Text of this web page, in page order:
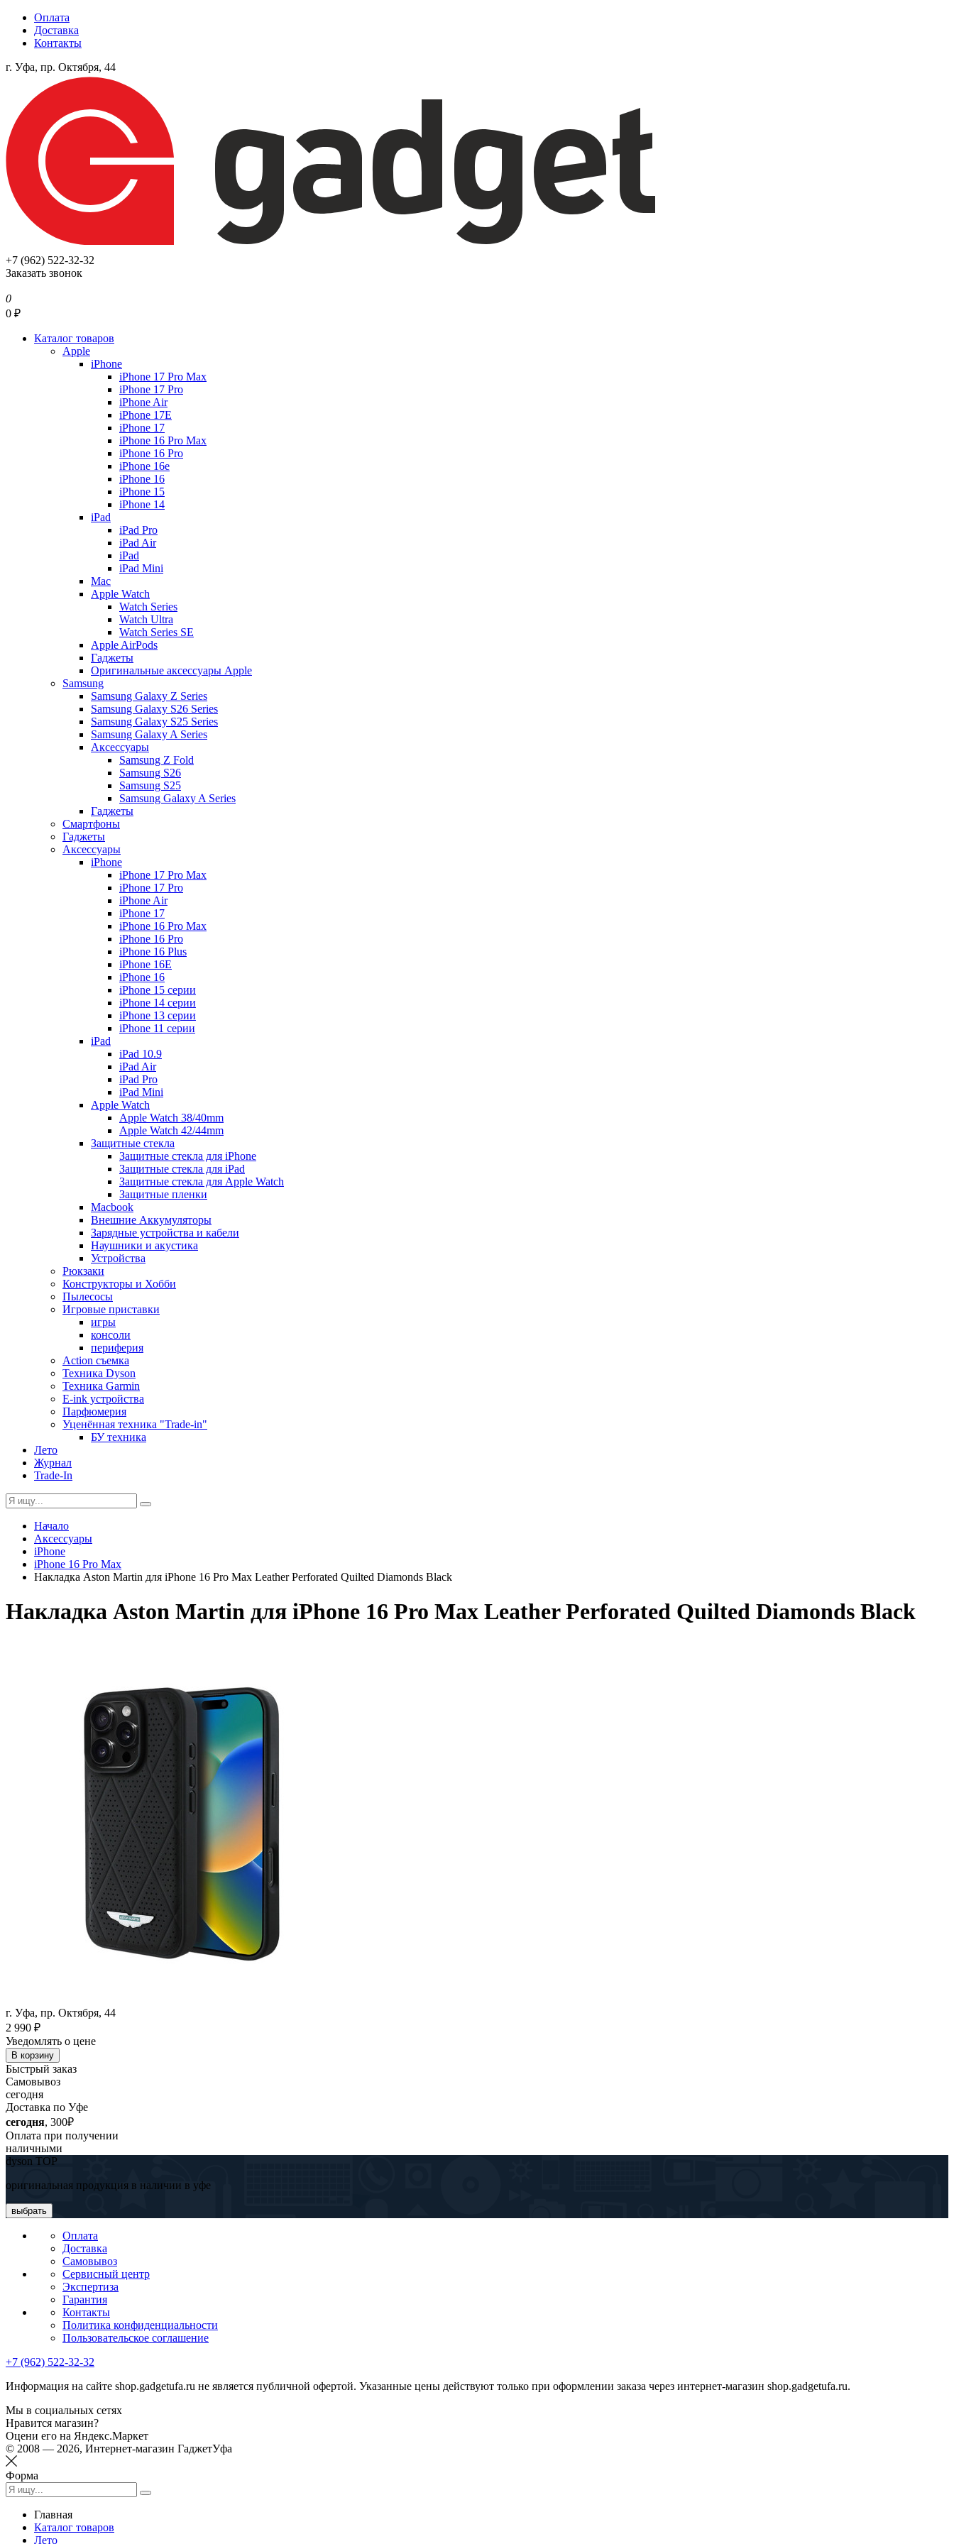
Оплата
Доставка
Контакты
г. Уфа, пр. Октября, 44
+7 (962) 522-32-32
Заказать звонок
0
0 ₽
Каталог товаров
Apple
iPhone
iPhone 17 Pro Max
iPhone 17 Pro
iPhone Air
iPhone 17E
iPhone 17
iPhone 16 Pro Max
iPhone 16 Pro
iPhone 16e
iPhone 16
iPhone 15
iPhone 14
iPad
iPad Pro
iPad Air
iPad
iPad Mini
Mac
Apple Watch
Watch Series
Watch Ultra
Watch Series SE
Apple AirPods
Гаджеты
Оригинальные аксессуары Apple
Samsung
Samsung Galaxy Z Series
Samsung Galaxy S26 Series
Samsung Galaxy S25 Series
Samsung Galaxy A Series
Аксессуары
Samsung Z Fold
Samsung S26
Samsung S25
Samsung Galaxy A Series
Гаджеты
Смартфоны
Гаджеты
Аксессуары
iPhone
iPhone 17 Pro Max
iPhone 17 Pro
iPhone Air
iPhone 17
iPhone 16 Pro Max
iPhone 16 Pro
iPhone 16 Plus
iPhone 16E
iPhone 16
iPhone 15 серии
iPhone 14 серии
iPhone 13 серии
iPhone 11 серии
iPad
iPad 10.9
iPad Air
iPad Pro
iPad Mini
Apple Watch
Apple Watch 38/40mm
Apple Watch 42/44mm
Защитные стекла
Защитные стекла для iPhone
Защитные стекла для iPad
Защитные стекла для Apple Watch
Защитные пленки
Macbook
Внешние Аккумуляторы
Зарядные устройства и кабели
Наушники и акустика
Устройства
Рюкзаки
Конструкторы и Хобби
Пылесосы
Игровые приставки
игры
консоли
периферия
Action съемка
Техника Dyson
Техника Garmin
E-ink устройства
Парфюмерия
Уценённая техника "Trade-in"
БУ техника
Лето
Журнал
Trade-In
Начало
Аксессуары
iPhone
iPhone 16 Pro Max
Накладка Aston Martin для iPhone 16 Pro Max Leather Perforated Quilted Diamonds Black
Накладка Aston Martin для iPhone 16 Pro Max Leather Perforated Quilted Diamonds Black
г. Уфа, пр. Октября, 44
2 990 ₽
Уведомлять о цене
В корзину
Быстрый заказ
Самовывоз
сегодня
Доставка по Уфе
сегодня, 300₽
Оплата при получении
наличными
dyson TOP
оригинальная продукция в наличии в уфе
выбрать
Оплата
Доставка
Самовывоз
Сервисный центр
Экспертиза
Гарантия
Контакты
Политика конфиденциальности
Пользовательское соглашение
+7 (962) 522-32-32
Информация на сайте shop.gadgetufa.ru не является публичной офертой. Указанные цены действуют только при оформлении заказа через интернет-магазин shop.gadgetufa.ru.
Мы в социальных сетях
Нравится магазин?
Оцени его на Яндекс.Маркет
© 2008 — 2026, Интернет-магазин ГаджетУфа
Форма
Главная
Каталог товаров
Лето